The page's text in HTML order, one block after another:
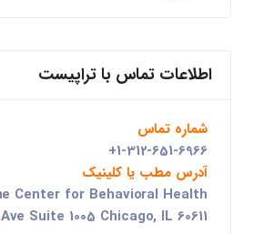
اطلاعات تماس با تراپیست
شماره تماس
+1-312-651-6966
آدرس مطب یا کلینیک
Center for Behavioral Health
Suite 1005 Chicago, IL 60611